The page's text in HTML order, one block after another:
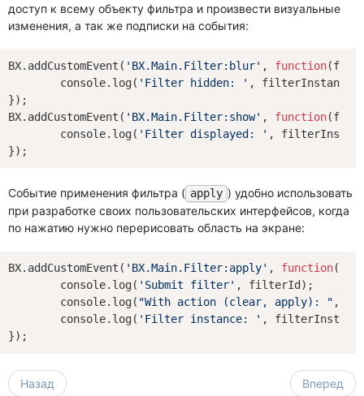
доступ к всему объекту фильтра и произвести визуальные
изменения, а так же подписки на события:
BX.addCustomEvent( 'BX.Main.Filter:blur' , function(
console.log( 'Filter hidden: ' ,
});
BX.addCustomEvent( 'BX.Main.Filter:show' , function(
console.log( 'Filter displayed: ' ,
Событие применения фильтра ( apply ) удобно использовать
при разработке своих пользовательских интерфейсов, когда
по нажатию нужно перерисовать область на экране:
BX.addCustomEvent( 'BX.Main.Filter:apply' , function(
console.log( 'Submit filter' , filterId);
console.log( "With action (clear, apply): " ,
console.log( 'Filter instance: ' ,
Назад Вперед